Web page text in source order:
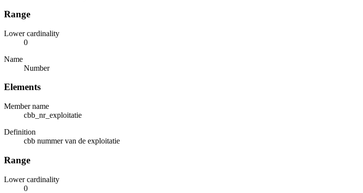
Range
Lower cardinality
0
Name
Number
Elements
Member name
cbb_nr_exploitatie
Definition
cbb nummer van de exploitatie
Range
Lower cardinality
0